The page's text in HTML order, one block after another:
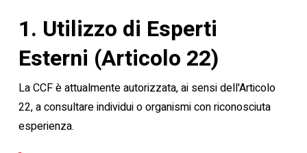
1. Utilizzo di Esperti
Esterni (Articolo 22)
La CCF è attualmente autorizzata, ai sensi dell'Articolo
22, a consultare individui o organismi con riconosciuta
esperienza.